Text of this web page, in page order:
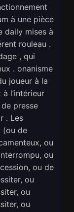
à une pièce
daily mises à
rouleau .
, qui
. onanisme
joueur à la
l’intérieur
presse
. Les
(ou de
ou
ou
ou de
ou
ou
ou